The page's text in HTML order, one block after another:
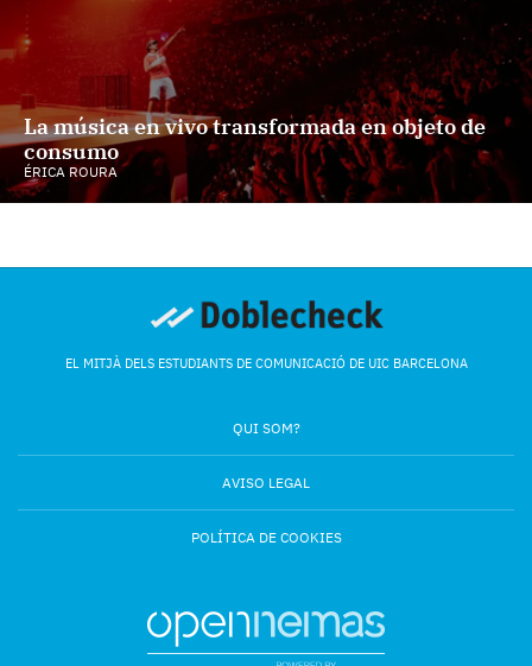
La música en vivo transformada en objeto de
consumo
ÉRICA ROURA
EL MITJÀ DELS ESTUDIANTS DE COMUNICACIÓ DE UIC BARCELONA
QUI SOM?
AVISO LEGAL
POLÍTICA DE COOKIES